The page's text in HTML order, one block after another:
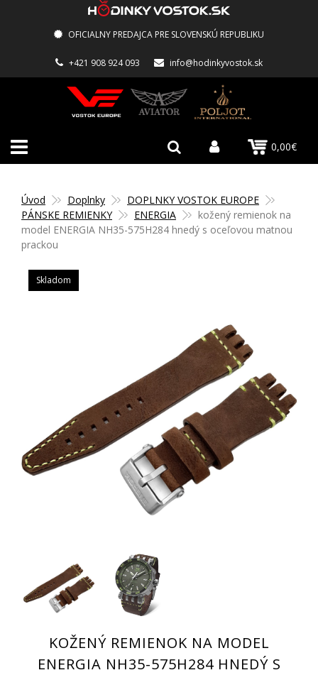
OFICIALNY PREDAJCA PRE SLOVENSKÚ REPUBLIKU
+421 908 924 093 info@hodinkyvostok.sk
0,00€
Úvod Doplnky
DOPLNKY VOSTOK EUROPE
PÁNSKE REMIENKY
ENERGIA
kožený remienok na
model ENERGIA NH35-575H284 hnedý s oceľovou matnou
prackou
Skladom
KOŽENÝ REMIENOK NA MODEL
ENERGIA NH35-575H284 HNEDÝ S